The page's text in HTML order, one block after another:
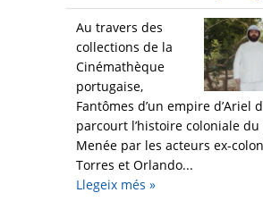
Au travers des
collections de la
Cinémathèque
portugaise,
Fantômes d’un empire d’Ariel
parcourt l’histoire coloniale du
Menée par les acteurs ex-
Torres et Orlando...
Llegeix més »